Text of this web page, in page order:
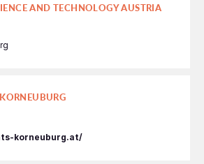
AND TECHNOLOGY AUSTRIA
korneuburg.at/